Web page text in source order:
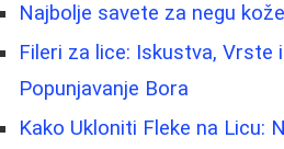
Najbolje savete za negu
Fileri za lice: Iskustva, Vrste
Popunjavanje Bora
Kako Ukloniti Fleke na Licu: